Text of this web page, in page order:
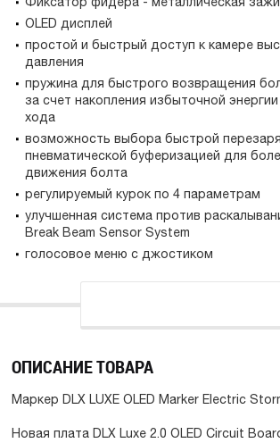
OLED дисплей
простой и быстрый доступ к камере
давления
пружина для быстрого возвращения
за счет накопления избыточной
хода
возможность выбора быстрой
пневматической буферизацией для
движения болта
регулируемый курок по 4 параметрам
улучшенная система против
Break Beam Sensor System
голосовое меню с джостиком
ОПИСАНИЕ ТОВАРА
Маркер DLX LUXE OLED Marker Electric
Новая плата DLX Luxe 2.0 OLED Circuit